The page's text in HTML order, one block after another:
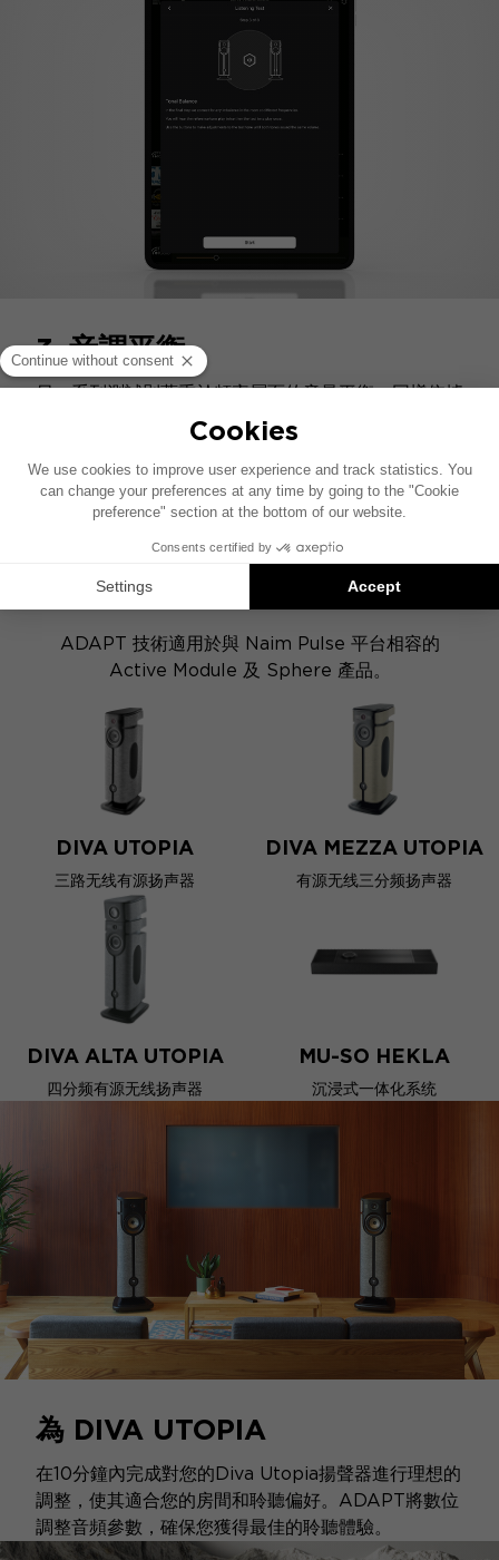
3. 音調平衡
另一系列測試則著重於頻率層面的音量平衡，同樣依據
您的聆聽位置進行調整，確保揚聲器在每個赫茲頻率下
皆能發揮最佳性能。
此步驟為您帶來無與倫比的個人化體驗，讓您盡情享受
音頻內容的每個頻率細節。
相容性
ADAPT 技術適用於與 Naim Pulse 平台相容的
Active Module 及 Sphere 產品。
DIVA UTOPIA
三路无线有源扬声器
DIVA MEZZA UTOPIA
有源无线三分频扬声器
DIVA ALTA UTOPIA
四分频有源无线扬声器
MU-SO HEKLA
沉浸式一体化系统
為 DIVA UTOPIA
在10分鐘內完成對您的Diva Utopia揚聲器進行理想的
調整，使其適合您的房間和聆聽偏好。ADAPT將數位
調整音頻參數，確保您獲得最佳的聆聽體驗。